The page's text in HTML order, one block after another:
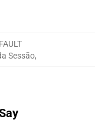
Sessão,